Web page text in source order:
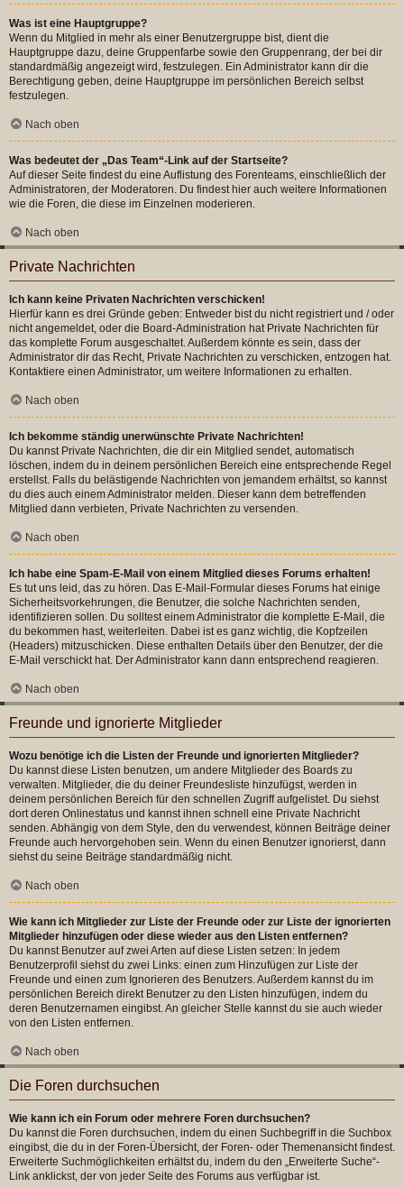
Was ist eine Hauptgruppe?
Wenn du Mitglied in mehr als einer Benutzergruppe bist, dient die
Hauptgruppe dazu, deine Gruppenfarbe sowie den Gruppenrang, der bei dir
standardmäßig angezeigt wird, festzulegen. Ein Administrator kann dir die
Berechtigung geben, deine Hauptgruppe im persönlichen Bereich selbst
festzulegen.
Nach oben
Was bedeutet der „Das Team“-Link auf der Startseite?
Auf dieser Seite findest du eine Auflistung des Forenteams, einschließlich der
Administratoren, der Moderatoren. Du findest hier auch weitere Informationen
wie die Foren, die diese im Einzelnen moderieren.
Nach oben
Private Nachrichten
Ich kann keine Privaten Nachrichten verschicken!
Hierfür kann es drei Gründe geben: Entweder bist du nicht registriert und / oder
nicht angemeldet, oder die Board-Administration hat Private Nachrichten für
das komplette Forum ausgeschaltet. Außerdem könnte es sein, dass der
Administrator dir das Recht, Private Nachrichten zu verschicken, entzogen hat.
Kontaktiere einen Administrator, um weitere Informationen zu erhalten.
Nach oben
Ich bekomme ständig unerwünschte Private Nachrichten!
Du kannst Private Nachrichten, die dir ein Mitglied sendet, automatisch
löschen, indem du in deinem persönlichen Bereich eine entsprechende Regel
erstellst. Falls du belästigende Nachrichten von jemandem erhältst, so kannst
du dies auch einem Administrator melden. Dieser kann dem betreffenden
Mitglied dann verbieten, Private Nachrichten zu versenden.
Nach oben
Ich habe eine Spam-E-Mail von einem Mitglied dieses Forums erhalten!
Es tut uns leid, das zu hören. Das E-Mail-Formular dieses Forums hat einige
Sicherheitsvorkehrungen, die Benutzer, die solche Nachrichten senden,
identifizieren sollen. Du solltest einem Administrator die komplette E-Mail, die
du bekommen hast, weiterleiten. Dabei ist es ganz wichtig, die Kopfzeilen
(Headers) mitzuschicken. Diese enthalten Details über den Benutzer, der die
E-Mail verschickt hat. Der Administrator kann dann entsprechend reagieren.
Nach oben
Freunde und ignorierte Mitglieder
Wozu benötige ich die Listen der Freunde und ignorierten Mitglieder?
Du kannst diese Listen benutzen, um andere Mitglieder des Boards zu
verwalten. Mitglieder, die du deiner Freundesliste hinzufügst, werden in
deinem persönlichen Bereich für den schnellen Zugriff aufgelistet. Du siehst
dort deren Onlinestatus und kannst ihnen schnell eine Private Nachricht
senden. Abhängig von dem Style, den du verwendest, können Beiträge deiner
Freunde auch hervorgehoben sein. Wenn du einen Benutzer ignorierst, dann
siehst du seine Beiträge standardmäßig nicht.
Nach oben
Wie kann ich Mitglieder zur Liste der Freunde oder zur Liste der ignorierten
Mitglieder hinzufügen oder diese wieder aus den Listen entfernen?
Du kannst Benutzer auf zwei Arten auf diese Listen setzen: In jedem
Benutzerprofil siehst du zwei Links: einen zum Hinzufügen zur Liste der
Freunde und einen zum Ignorieren des Benutzers. Außerdem kannst du im
persönlichen Bereich direkt Benutzer zu den Listen hinzufügen, indem du
deren Benutzernamen eingibst. An gleicher Stelle kannst du sie auch wieder
von den Listen entfernen.
Nach oben
Die Foren durchsuchen
Wie kann ich ein Forum oder mehrere Foren durchsuchen?
Du kannst die Foren durchsuchen, indem du einen Suchbegriff in die Suchbox
eingibst, die du in der Foren-Übersicht, der Foren- oder Themenansicht findest.
Erweiterte Suchmöglichkeiten erhältst du, indem du den „Erweiterte Suche“-
Link anklickst, der von jeder Seite des Forums aus verfügbar ist.